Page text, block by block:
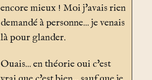
encore mieux ! Moi j'avais rien
demandé à personne... je venais
là pour glander.
Ouais... en théorie oui c'est